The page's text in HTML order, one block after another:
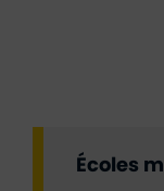
Écoles